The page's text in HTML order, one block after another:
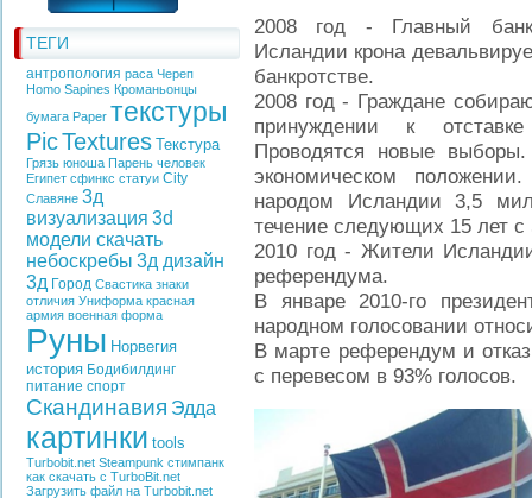
ТЕГИ
антропология раса Череп
Homo Sapines Кроманьонцы
бумага Paper текстуры
PicTextures Текстура
Грязь юноша Парень человек
Египет сфинкс статуи City
Славяне 3д
визуализация 3d
модели скачать
небоскребы 3д дизайн
3д Город Свастика знаки
отличия Униформа красная
армия военная форма
Руны Норвегия
история Бодибилдинг
питание спорт
Скандинавия Эдда
картинки tools
Turbobit.net Steampunk стимпанк
как скачать с TurboBit.net
Загрузить файл на Turbobit.net
2008 год - Главный
Исландии крона
банкротстве.
2008 год - Граждане
принуждении к
Проводятся новые
экономическом
народом Исландии 3,5
течение следующих 15 лет с
2010 год - Жители
референдума.
В январе 2010-го
народном голосовании
В марте референдум и
с перевесом в 93% голосов.